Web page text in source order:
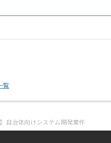
覧
】自治体向けシステム開発案件